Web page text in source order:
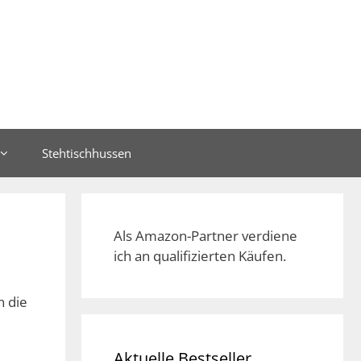
Stehtischhussen
die
Als Amazon-Partner verdiene
ich an qualifizierten Käufen.